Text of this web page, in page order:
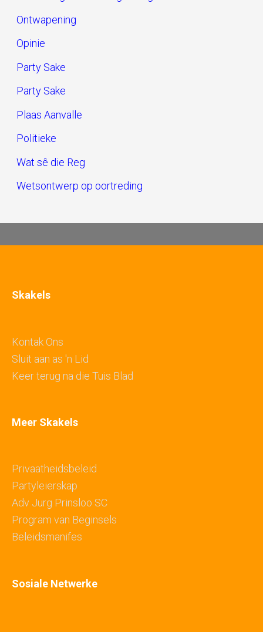
Ontwapening
Opinie
Party Sake
Party Sake
Plaas Aanvalle
Politieke
Wat sê die Reg
Wetsontwerp op oortreding
Skakels
Kontak Ons
Sluit aan as 'n Lid
Keer terug na die Tuis Blad
Meer Skakels
Privaatheidsbeleid
Partyleierskap
Adv Jurg Prinsloo SC
Program van Beginsels
Beleidsmanifes
Sosiale Netwerke